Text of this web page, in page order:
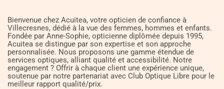
Bienvenue chez Acuitea, votre opticien de confiance à
Villecresnes, dédié à la vue des femmes, hommes et enfants.
Fondée par Anne-Sophie, opticienne diplômée depuis 1995,
Acuitea se distingue par son expertise et son approche
personnalisée. Nous proposons une gamme étendue de
services optiques, alliant qualité et accessibilité. Notre
engagement ? Offrir à chaque client une expérience unique,
soutenue par notre partenariat avec Club Optique Libre pour le
meilleur rapport qualité/prix.